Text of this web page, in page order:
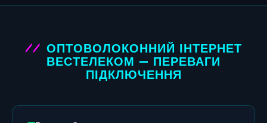
ОПТОВОЛОКОННИЙ ІНТЕРНЕТ
ВЕСТЕЛЕКОМ — ПЕРЕВАГИ
ПІДКЛЮЧЕННЯ